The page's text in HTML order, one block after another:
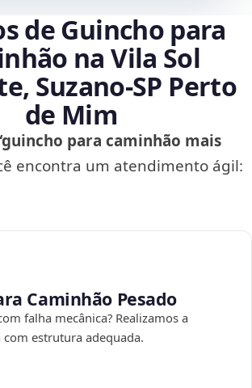
de Guincho para
na Vila Sol
Suzano‑SP Perto
de Mim
para caminhão mais
encontra um atendimento ágil:
Caminhão Pesado
falha mecânica? Realizamos a
estrutura adequada.